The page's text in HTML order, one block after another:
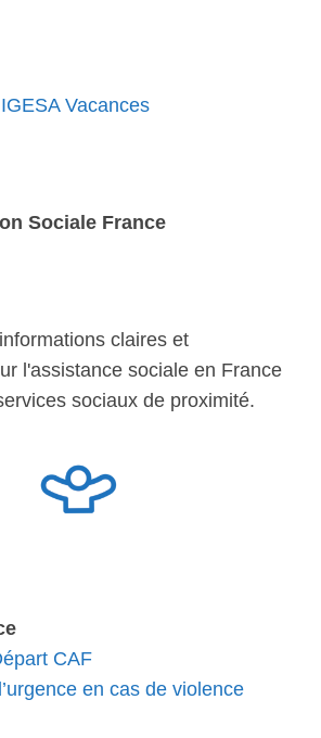
Vacances
Sociale France
claires et
l'assistance sociale en France
sociaux de proximité.
CAF
en cas de violence